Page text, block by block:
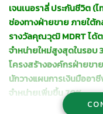
เจนเนอราลี่ ประกันชีวิต(
ช่องทางฝ่ายขาย ภายใต้
รางวัลคุณวุฒิMDRTได้
จำหน่ายใหม่สูงสุดในรอบ
โครงสร้างองค์กรฝ่ายขา
นักวางแผนการเงินมืออา
จำหน่ายเพิ่มขึ้น 70%